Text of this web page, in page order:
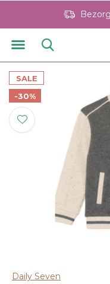
SALE
-30%
Daily Seven